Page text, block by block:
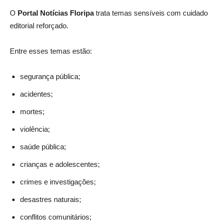
O Portal Notícias Floripatrata temas sensíveis com cuidado
editorial reforçado.
Entre esses temas estão:
segurança pública;
acidentes;
mortes;
violência;
saúde pública;
crianças e adolescentes;
crimes e investigações;
desastres naturais;
conflitos comunitários;